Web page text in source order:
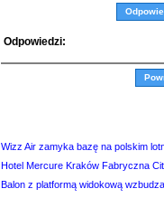
Odpowiedzi:
Wizz Air zamyka bazę na polskim
Hotel Mercure Kraków Fabryczna
Balon z platformą widokową